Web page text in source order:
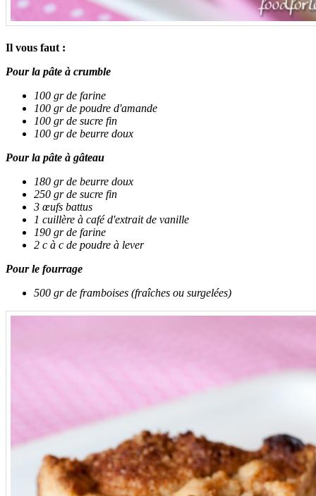
Il vous faut :
Pour la pâte à crumble
100 gr de farine
100 gr de poudre d'amande
100 gr de sucre fin
100 gr de beurre doux
Pour la pâte à gâteau
180 gr de beurre doux
250 gr de sucre fin
3 œufs battus
1 cuillère à café d'extrait de vanille
190 gr de farine
2 c à c de poudre à lever
Pour le fourrage
500 gr de framboises (fraîches ou surgelées)